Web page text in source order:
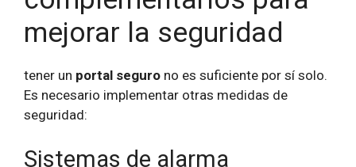
mejorar la seguridad
tener un portal seguro no es suficiente por sí solo.
Es necesario implementar otras medidas de
seguridad:
Sistemas de alarma